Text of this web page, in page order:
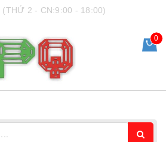
(THỨ 2 - CN:9:00 - 18:00)
0